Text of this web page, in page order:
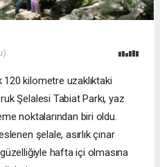
kilometre uzaklıktaki
Şelalesi Tabiat Parkı, yaz
noktalarından biri oldu.
şelale, asırlık çınar
hafta içi olmasına